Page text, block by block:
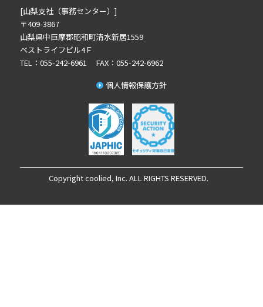
2024年7月の記事一覧(2)
2024年6月の記事一覧(4)
2024年5月の記事一覧(1)
[山梨支社（事務センター）]
〒409-3867
山梨県中巨摩郡昭和町清水新居1559
ベストライフビル4Ｆ
TEL：055-242-6961 FAX：055-242-6962
個人情報保護方針
Copyright coolied, Inc. ALL RIGHTS RESERVED.